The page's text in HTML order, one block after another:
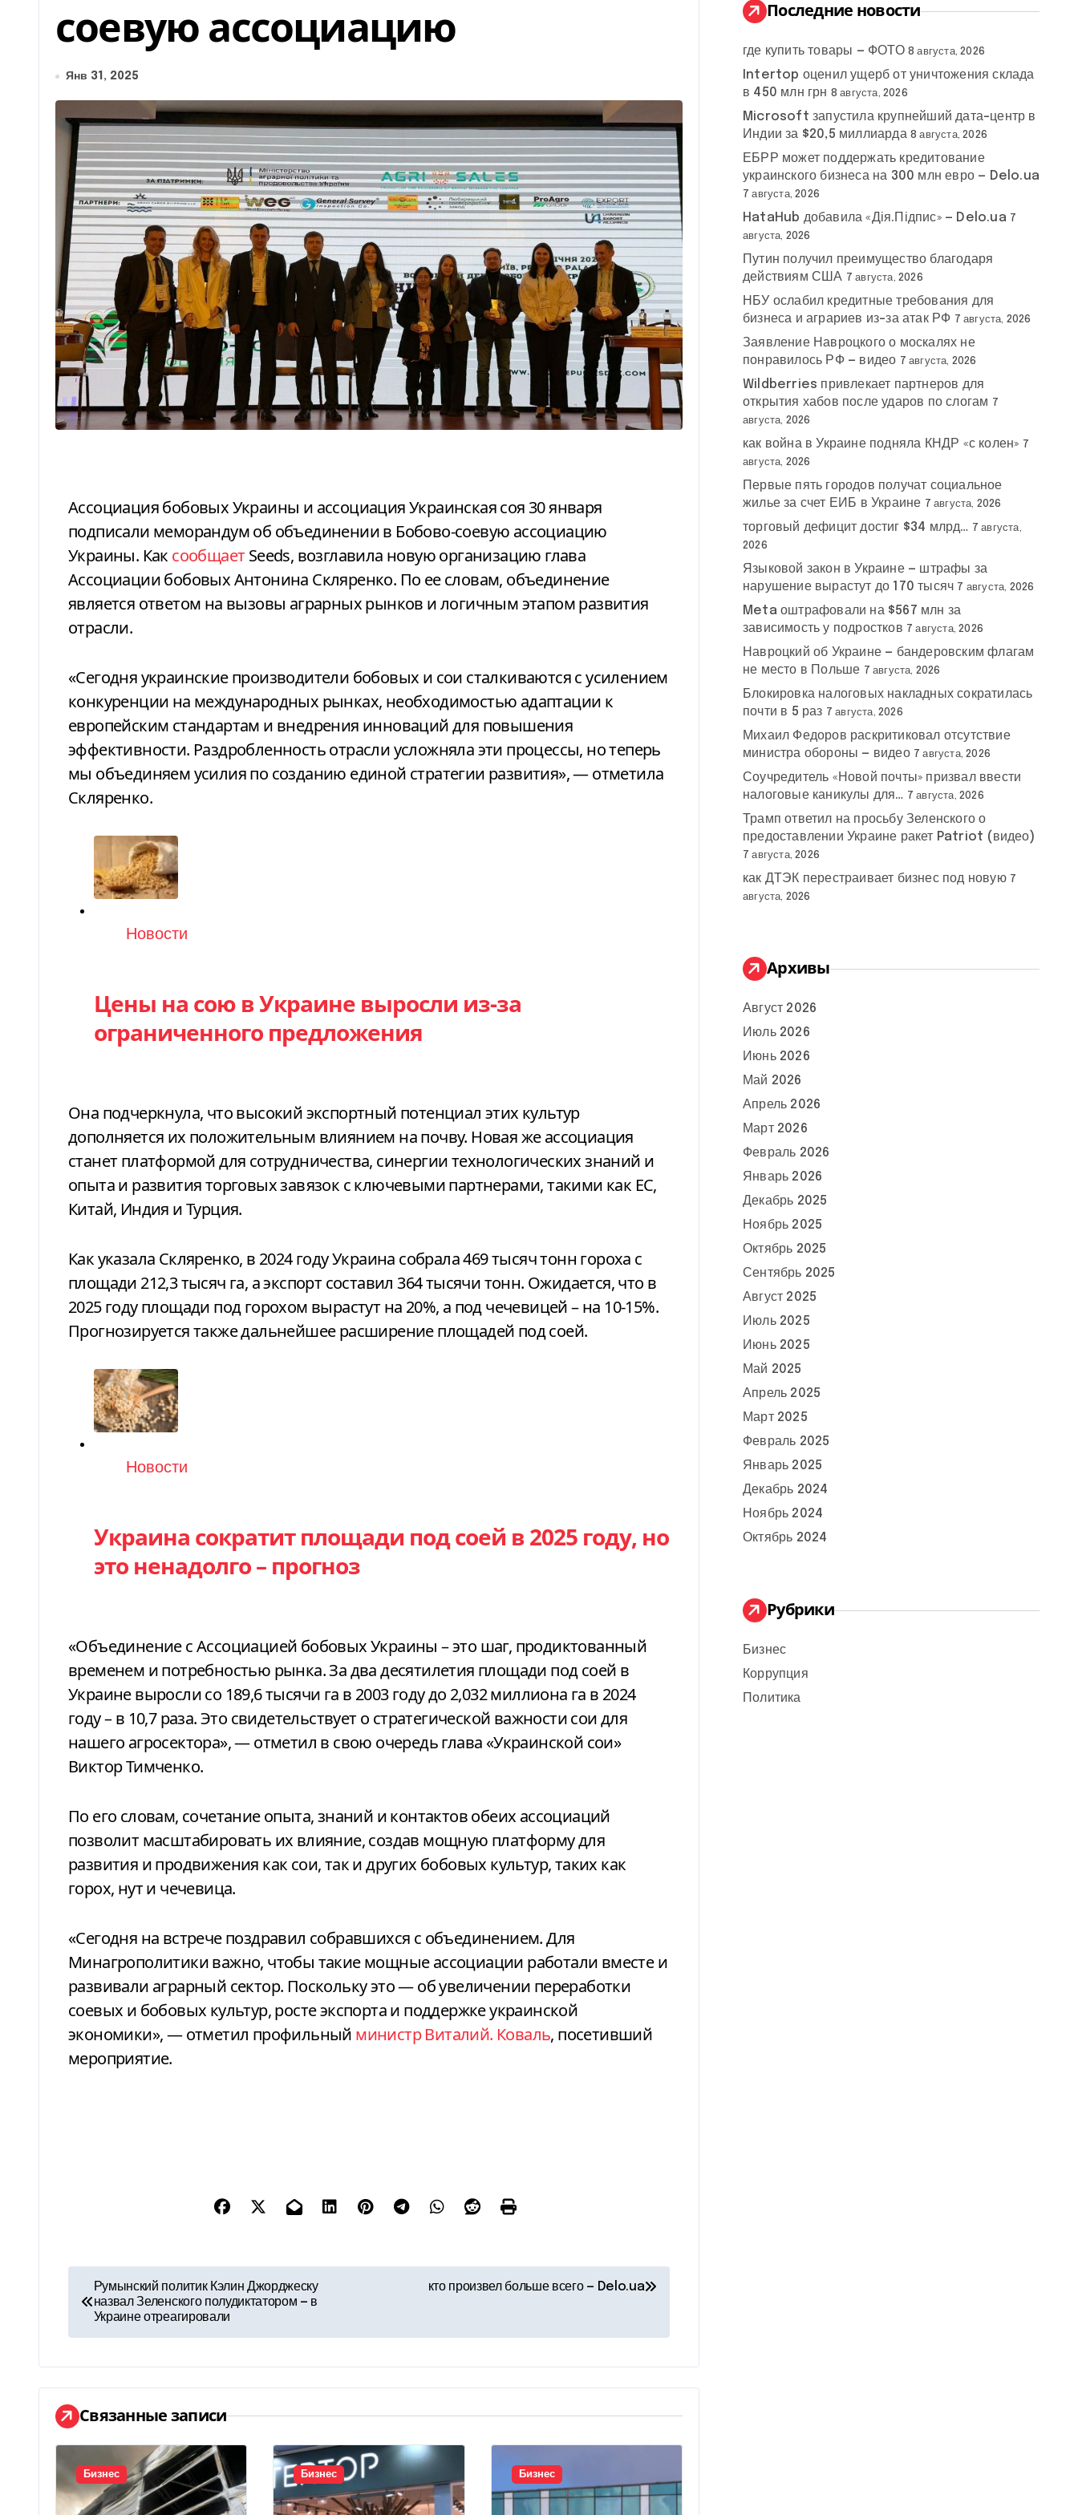
соевую ассоциацию
Янв 31, 2025
Ассоциация бобовых Украины и ассоциация Украинская соя 30 января
подписали меморандум об объединении в Бобово-соевую ассоциацию
Украины. Как сообщает Seeds, возглавила новую организацию глава
Ассоциации бобовых Антонина Скляренко. По ее словам, объединение
является ответом на вызовы аграрных рынков и логичным этапом развития
отрасли.
«Сегодня украинские производители бобовых и сои сталкиваются с усилением
конкуренции на международных рынках, необходимостью адаптации к
европейским стандартам и внедрения инноваций для повышения
эффективности. Раздробленность отрасли усложняла эти процессы, но теперь
мы объединяем усилия по созданию единой стратегии развития», — отметила
Скляренко.
Категория
Новости
Цены на сою в Украине выросли из-за
ограниченного предложения
Она подчеркнула, что высокий экспортный потенциал этих культур
дополняется их положительным влиянием на почву. Новая же ассоциация
станет платформой для сотрудничества, синергии технологических знаний и
опыта и развития торговых завязок с ключевыми партнерами, такими как ЕС,
Китай, Индия и Турция.
Как указала Скляренко, в 2024 году Украина собрала 469 тысяч тонн гороха с
площади 212,3 тысяч га, а экспорт составил 364 тысячи тонн. Ожидается, что в
2025 году площади под горохом вырастут на 20%, а под чечевицей – на 10-15%.
Прогнозируется также дальнейшее расширение площадей под соей.
Категория
Новости
Украина сократит площади под соей в 2025 году, но
это ненадолго – прогноз
«Объединение с Ассоциацией бобовых Украины – это шаг, продиктованный
временем и потребностью рынка. За два десятилетия площади под соей в
Украине выросли со 189,6 тысячи га в 2003 году до 2,032 миллиона га в 2024
году – в 10,7 раза. Это свидетельствует о стратегической важности сои для
нашего агросектора», — отметил в свою очередь глава «Украинской сои»
Виктор Тимченко.
По его словам, сочетание опыта, знаний и контактов обеих ассоциаций
позволит масштабировать их влияние, создав мощную платформу для
развития и продвижения как сои, так и других бобовых культур, таких как
горох, нут и чечевица.
«Сегодня на встрече поздравил собравшихся с объединением. Для
Минагрополитики важно, чтобы такие мощные ассоциации работали вместе и
развивали аграрный сектор. Поскольку это — об увеличении переработки
соевых и бобовых культур, росте экспорта и поддержке украинской
экономики», — отметил профильный министр Виталий. Коваль, посетивший
мероприятие.
в
и
г
а
ц
Румынский политик Кэлин Джорджеску
назвал Зеленского полудиктатором — в
Украине отреагировали
кто произвел больше всего — Delo.ua
Связанные записи
Бизнес Бизнес Бизнес
:
Последние новости
где купить товары — ФОТО 8 августа, 2026
Intertop оценил ущерб от уничтожения склада
в 450 млн грн 8 августа, 2026
Microsoft запустила крупнейший дата-центр в
Индии за $20,5 миллиарда 8 августа, 2026
ЕБРР может поддержать кредитование
украинского бизнеса на 300 млн евро — Delo.ua
7 августа, 2026
HataHub добавила «Дія.Підпис» — Delo.ua 7
августа, 2026
Путин получил преимущество благодаря
действиям США 7 августа, 2026
НБУ ослабил кредитные требования для
бизнеса и аграриев из-за атак РФ 7 августа, 2026
Заявление Навроцкого о москалях не
понравилось РФ — видео 7 августа, 2026
Wildberries привлекает партнеров для
открытия хабов после ударов по слогам 7
августа, 2026
как война в Украине подняла КНДР «с колен» 7
августа, 2026
Первые пять городов получат социальное
жилье за счет ЕИБ в Украине 7 августа, 2026
торговый дефицит достиг $34 млрд… 7 августа,
2026
Языковой закон в Украине — штрафы за
нарушение вырастут до 170 тысяч 7 августа, 2026
Meta оштрафовали на $567 млн за
зависимость у подростков 7 августа, 2026
Навроцкий об Украине — бандеровским флагам
не место в Польше 7 августа, 2026
Блокировка налоговых накладных сократилась
почти в 5 раз 7 августа, 2026
Михаил Федоров раскритиковал отсутствие
министра обороны — видео 7 августа, 2026
Соучредитель «Новой почты» призвал ввести
налоговые каникулы для… 7 августа, 2026
Трамп ответил на просьбу Зеленского о
предоставлении Украине ракет Patriot (видео)
7 августа, 2026
как ДТЭК перестраивает бизнес под новую 7
августа, 2026
Архивы
Август 2026
Июль 2026
Июнь 2026
Май 2026
Апрель 2026
Март 2026
Февраль 2026
Январь 2026
Декабрь 2025
Ноябрь 2025
Октябрь 2025
Сентябрь 2025
Август 2025
Июль 2025
Июнь 2025
Май 2025
Апрель 2025
Март 2025
Февраль 2025
Январь 2025
Декабрь 2024
Ноябрь 2024
Октябрь 2024
Рубрики
Бизнес
Коррупция
Политика